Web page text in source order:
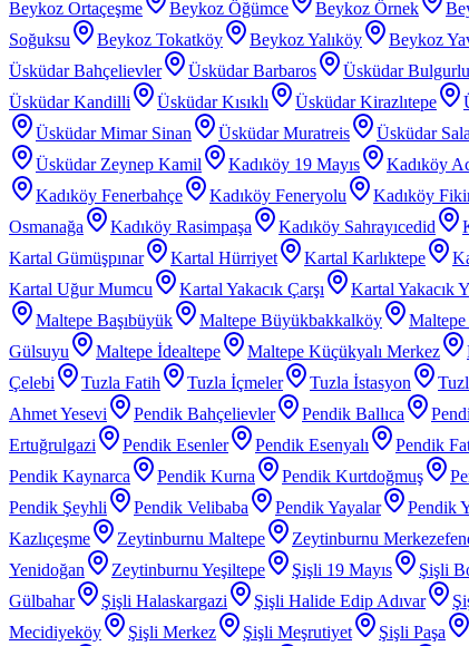
Beykoz Ortaçeşme
Beykoz Öğümce Beykoz Örnek
Soğuksu
Beykoz Tokatköy Beykoz Yalıköy Beykoz
Üsküdar Bahçelievler
Üsküdar Barbaros Üsküdar Bulgurlu
Üsküdar Kandilli
Üsküdar Kısıklı Üsküdar Kirazlıtepe
Üsküdar Mimar Sinan
Üsküdar Muratreis Üsküdar
Üsküdar Zeynep Kamil
Kadıköy 19 Mayıs Kadıköy
Kadıköy Fenerbahçe
Kadıköy Feneryolu Kadıköy
Osmanağa
Kadıköy Rasimpaşa Kadıköy Sahrayıcedid
Kartal Gümüşpınar
Kartal Hürriyet Kartal Karlıktepe
Kartal Uğur Mumcu
Kartal Yakacık Çarşı Kartal Yakacık
Maltepe Başıbüyük
Maltepe Büyükbakkalköy
Gülsuyu
Maltepe İdealtepe Maltepe Küçükyalı Merkez
Çelebi
Tuzla Fatih Tuzla İçmeler Tuzla İstasyon
Ahmet Yesevi
Pendik Bahçelievler Pendik Ballıca
Ertuğrulgazi
Pendik Esenler Pendik Esenyalı Pendik
Pendik Kaynarca
Pendik Kurna Pendik Kurtdoğmuş
Pendik Şeyhli
Pendik Velibaba Pendik Yayalar Pendik
Kazlıçeşme
Zeytinburnu Maltepe Zeytinburnu
Yenidoğan
Zeytinburnu Yeşiltepe Şişli 19 Mayıs Şişli
Gülbahar
Şişli Halaskargazi Şişli Halide Edip Adıvar
Mecidiyeköy
Şişli Merkez Şişli Meşrutiyet Şişli Paşa